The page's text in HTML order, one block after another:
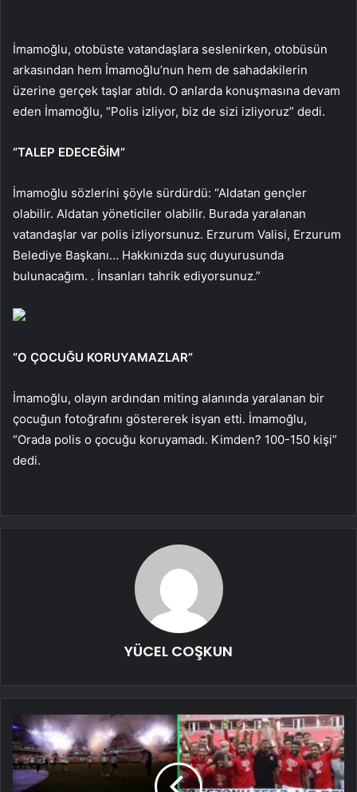
İmamoğlu, otobüste vatandaşlara seslenirken, otobüsün
arkasından hem İmamoğlu’nun hem de sahadakilerin
üzerine gerçek taşlar atıldı. O anlarda konuşmasına devam
eden İmamoğlu, “Polis izliyor, biz de sizi izliyoruz” dedi.
“TALEP EDECEĞİM”
İmamoğlu sözlerini şöyle sürdürdü: “Aldatan gençler
olabilir. Aldatan yöneticiler olabilir. Burada yaralanan
vatandaşlar var polis izliyorsunuz. Erzurum Valisi, Erzurum
Belediye Başkanı… Hakkınızda suç duyurusunda
bulunacağım. . İnsanları tahrik ediyorsunuz.”
“O ÇOCUĞU KORUYAMAZLAR”
İmamoğlu, olayın ardından miting alanında yaralanan bir
çocuğun fotoğrafını göstererek isyan etti. İmamoğlu,
“Orada polis o çocuğu koruyamadı. Kimden? 100-150 kişi”
dedi.
YÜCEL COŞKUN